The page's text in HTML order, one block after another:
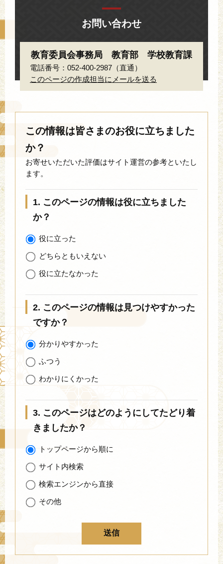
お問い合わせ
教育委員会事務局 教育部 学校教育課
電話番号：052-400-2987（直通）
このページの作成担当にメールを送る
この情報は皆さまのお役に立ちました
か？
お寄せいただいた評価はサイト運営の参考といたし
ます。
1. このページの情報は役に立ちました
か？
役に立った
どちらともいえない
役に立たなかった
2. このページの情報は見つけやすかった
ですか？
分かりやすかった
ふつう
わかりにくかった
3. このページはどのようにしてたどり着
きましたか？
トップページから順に
サイト内検索
検索エンジンから直接
その他